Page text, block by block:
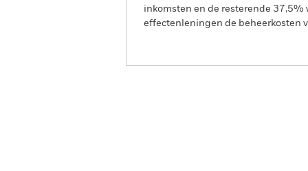
inkomsten en de resterende
effectenleningen de beheerkosten